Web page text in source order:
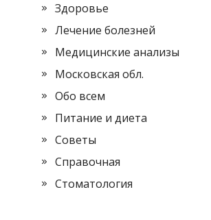
Здоровье
Лечение болезней
Медицинские анализы
Московская обл.
Обо всем
Питание и диета
Советы
Справочная
Стоматология